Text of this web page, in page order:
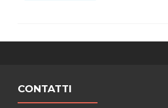
CONTATTI